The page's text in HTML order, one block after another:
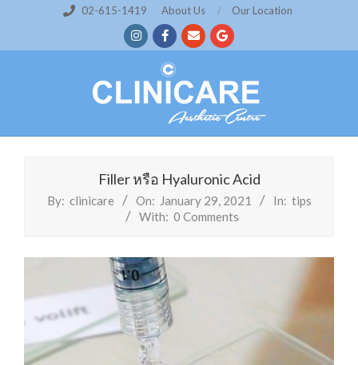
content
02-615-1419 About Us Our Location
Filler หรือ Hyaluronic Acid
By: clinicare On: January 29, 2021 In: tips
With: 0 Comments